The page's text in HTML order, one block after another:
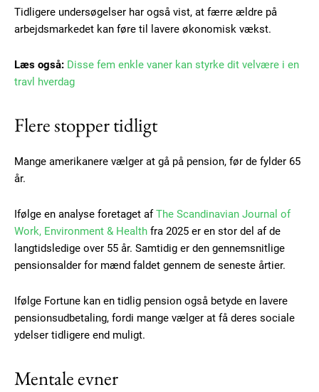
Tidligere undersøgelser har også vist, at færre ældre på
arbejdsmarkedet kan føre til lavere økonomisk vækst.
Læs også: Disse fem enkle vaner kan styrke dit velvære i en
travl hverdag
Flere stopper tidligt
Mange amerikanere vælger at gå på pension, før de fylder 65
år.
Ifølge en analyse foretaget af The Scandinavian Journal of
Work, Environment & Health fra 2025 er en stor del af de
langtidsledige over 55 år. Samtidig er den gennemsnitlige
pensionsalder for mænd faldet gennem de seneste årtier.
Ifølge Fortune kan en tidlig pension også betyde en lavere
pensionsudbetaling, fordi mange vælger at få deres sociale
ydelser tidligere end muligt.
Mentale evner